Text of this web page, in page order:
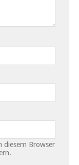
diesem Browser